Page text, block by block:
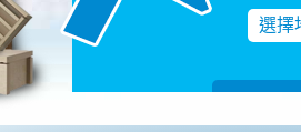
選擇